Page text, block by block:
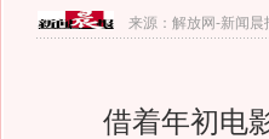
来源：解放网-新闻晨
借着年初电影